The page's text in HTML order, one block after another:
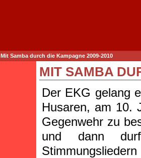
Mit Samba durch die Kampagne 2009-2010
MIT SAMBA
Der EKG gelang
Husaren, am 10.
Gegenwehr zu
und dann